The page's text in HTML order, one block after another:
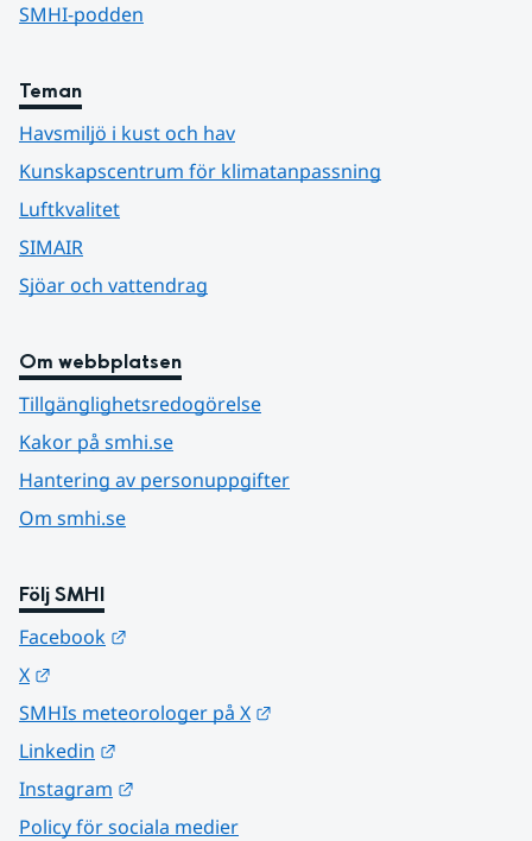
SMHI-podden
Teman
Havsmiljö i kust och hav
Kunskapscentrum för klimatanpassning
Luftkvalitet
SIMAIR
Sjöar och vattendrag
Om webbplatsen
Tillgänglighetsredogörelse
Kakor på smhi.se
Hantering av personuppgifter
Om smhi.se
Följ SMHI
Facebook
X
SMHIs meteorologer på X
Linkedin
Instagram
Policy för sociala medier